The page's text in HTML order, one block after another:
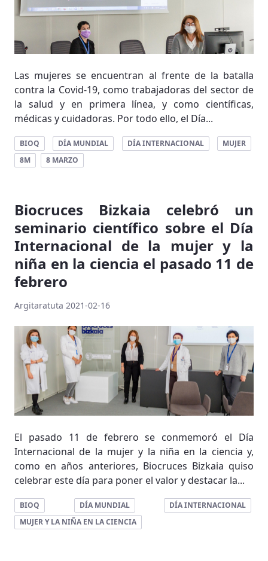
Las mujeres se encuentran al frente de la batalla
contra la Covid-19, como trabajadoras del sector de
la salud y en primera línea, y como científicas,
médicas y cuidadoras. Por todo ello, el Día...
BIOQ DÍA MUNDIAL DÍA INTERNACIONAL
MUJER
8M
8 MARZO
Biocruces Bizkaia celebró un
seminario científico sobre el Día
Internacional de la mujer y la
niña en la ciencia el pasado 11 de
febrero
Argitaratuta 2021-02-16
El pasado 11 de febrero se conmemoró el Día
Internacional de la mujer y la niña en la ciencia y,
como en años anteriores, Biocruces Bizkaia quiso
celebrar este día para poner el valor y destacar la...
BIOQ DÍA MUNDIAL
DÍA INTERNACIONAL
MUJER Y LA NIÑA EN LA CIENCIA